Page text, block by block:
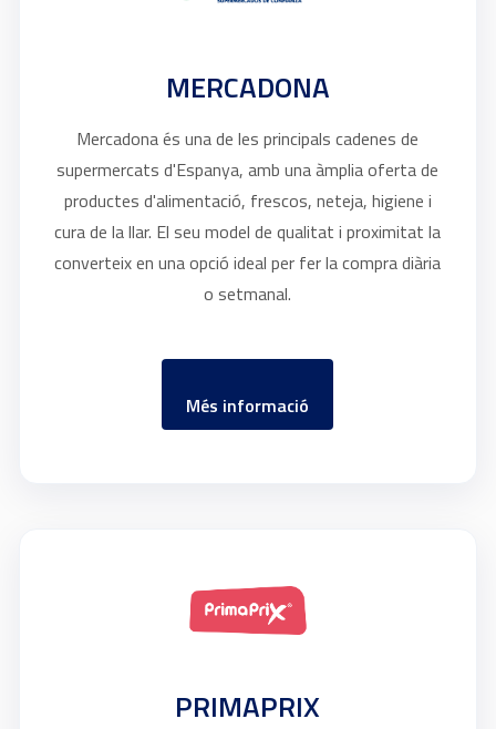
MERCADONA
Mercadona és una de les principals cadenes de
supermercats d'Espanya, amb una àmplia oferta de
productes d'alimentació, frescos, neteja, higiene i
cura de la llar. El seu model de qualitat i proximitat la
converteix en una opció ideal per fer la compra diària
o setmanal.
Més informació
PRIMAPRIX